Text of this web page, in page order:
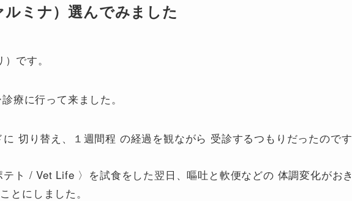
ミナ）選んでみました
です。
療に行って来ました。
切り替え、１週間程 の経過を観ながら 受診するつもりだったのです
ト / Vet Life 〉を試食をした翌日、嘔吐と軟便などの 体調変化がおき
とにしました。